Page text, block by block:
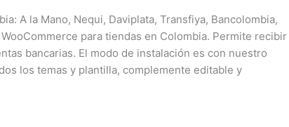
A la Mano, Nequi, Daviplata, Transfiya, Bancolombia,
para tiendas en Colombia. Permite recibir
bancarias. El modo de instalación es con nuestro
los temas y plantilla, complemente editable y